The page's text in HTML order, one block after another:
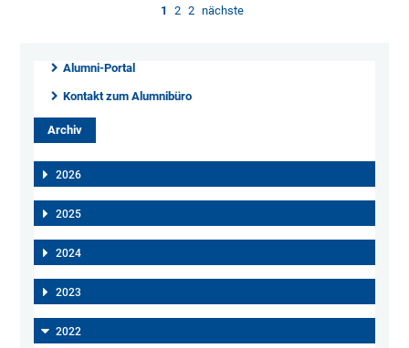
1 2 2 nächste
Alumni-Portal
Kontakt zum Alumnibüro
Archiv
2026
2025
2024
2023
2022